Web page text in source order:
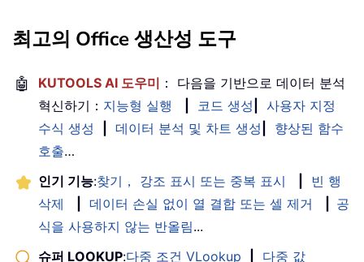
최고의 Office 생산성 도구
🤖 KUTOOLS AI 도우미 ： 다음을 기반으로 데이터 분석
혁신하기： 지능형 실행 코드 생성
사용자 지정
수식 생성
데이터 분석 및 차트 생성
향상된 함수
호출…
인기 기능:찾기， 강조 표시 또는 중복 표시
빈 행
삭제
데이터 손실 없이 열 결합 또는 셀 제거
공
식을 사용하지 않는 반올림...
슈퍼 LOOKUP:다중 조건 VLookup
다중 값